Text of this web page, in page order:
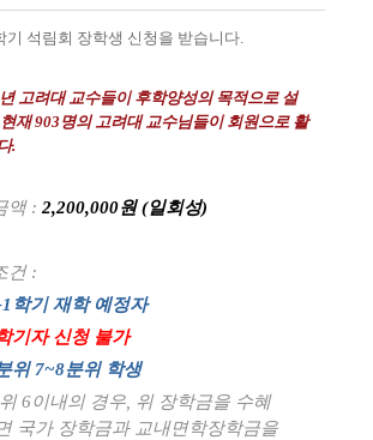
기 석림회 장학생 신청을 받습니다.
년 고려대 교수들이 후학양성의 목적으로 설
재903 명의 고려대 교수님들이 회원으로 활
.
액 :2,200,000원(일회성)
건 :
학기 재학 예정자
기자 신청 불가
위 7~8분위 학생
6이내의 경우, 위 장학금을 수혜
국가 장학금과 교내면학장학금을